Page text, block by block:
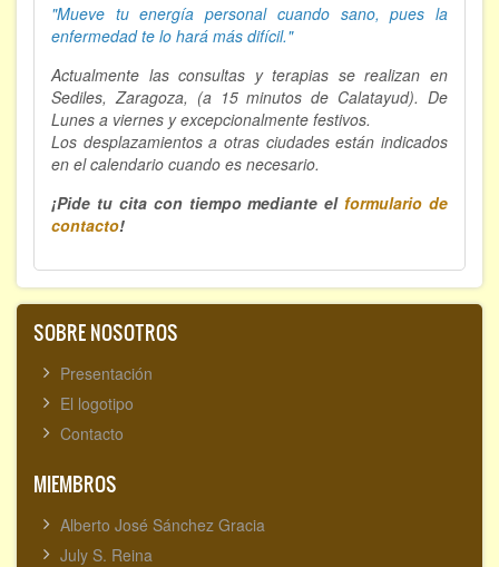
"Mueve tu energía personal cuando sano, pues la
enfermedad te lo hará más difícil."
Actualmente las consultas y terapias se realizan en
Sediles, Zaragoza, (a 15 minutos de Calatayud). De
Lunes a viernes y excepcionalmente festivos.
Los desplazamientos a otras ciudades están indicados
en el calendario cuando es necesario.
¡Pide tu cita con tiempo mediante el formulario de
contacto!
SOBRE NOSOTROS
Presentación
El logotipo
Contacto
MIEMBROS
Alberto José Sánchez Gracia
July S. Reina